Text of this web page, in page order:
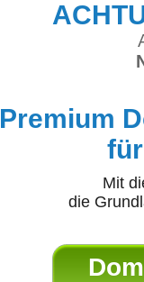
Premium
Mit
die